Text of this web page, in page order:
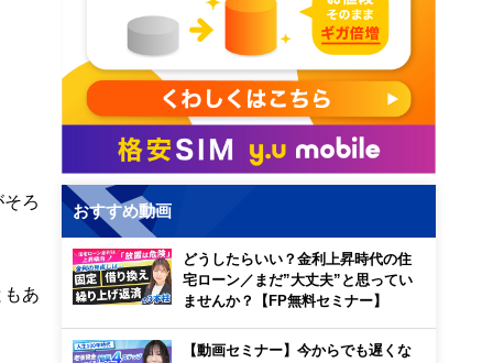
ろ
もあ
おすすめ動画
どうしたらいい？金利上昇時代の住
宅ローン／まだ”大丈夫”と思ってい
ませんか？【FP無料セミナー】
【動画セミナー】今からでも遅くな